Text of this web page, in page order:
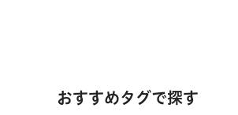
おすすめタグで探す